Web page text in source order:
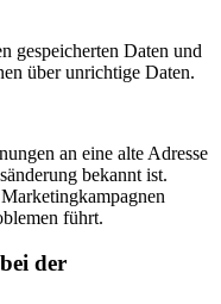
gespeicherten Daten und
über unrichtige Daten.
an eine alte Adresse
bekannt ist.
führt.
der